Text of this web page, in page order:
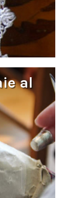
al